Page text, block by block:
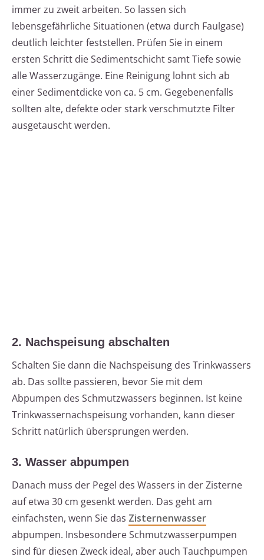
immer zu zweit arbeiten. So lassen sich
lebensgefährliche Situationen (etwa durch Faulgase)
deutlich leichter feststellen. Prüfen Sie in einem
ersten Schritt die Sedimentschicht samt Tiefe sowie
alle Wasserzugänge. Eine Reinigung lohnt sich ab
einer Sedimentdicke von ca. 5 cm. Gegebenenfalls
sollten alte, defekte oder stark verschmutzte Filter
ausgetauscht werden.
2. Nachspeisung abschalten
Schalten Sie dann die Nachspeisung des Trinkwassers
ab. Das sollte passieren, bevor Sie mit dem
Abpumpen des Schmutzwassers beginnen. Ist keine
Trinkwassernachspeisung vorhanden, kann dieser
Schritt natürlich übersprungen werden.
3. Wasser abpumpen
Danach muss der Pegel des Wassers in der Zisterne
auf etwa 30 cm gesenkt werden. Das geht am
einfachsten, wenn Sie das Zisternenwasser
abpumpen. Insbesondere Schmutzwasserpumpen
sind für diesen Zweck ideal, aber auch Tauchpumpen